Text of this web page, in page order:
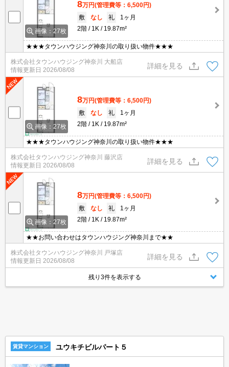
画像：27枚
8万円(管理費等：6,500円)
敷
なし 礼
1ヶ月
2階
1K 19.87m²
★★★タウンハウジング神奈川の取り扱い物件★★★
株式会社タウンハウジング神奈川 大船店
情報更新日 2026/08/08
詳細を見る
画像：27枚
8万円(管理費等：6,500円)
敷
なし 礼
1ヶ月
2階
1K 19.87m²
★★★タウンハウジング神奈川の取り扱い物件★★★
株式会社タウンハウジング神奈川 藤沢店
情報更新日 2026/08/08
詳細を見る
画像：27枚
8万円(管理費等：6,500円)
敷
なし 礼
1ヶ月
2階
1K 19.87m²
★★お問い合わせはタウンハウジング神奈川まで★★
株式会社タウンハウジング神奈川 戸塚店
情報更新日 2026/08/08
詳細を見る
残り3件を表示する
賃貸マンション ユウキチビルパート５